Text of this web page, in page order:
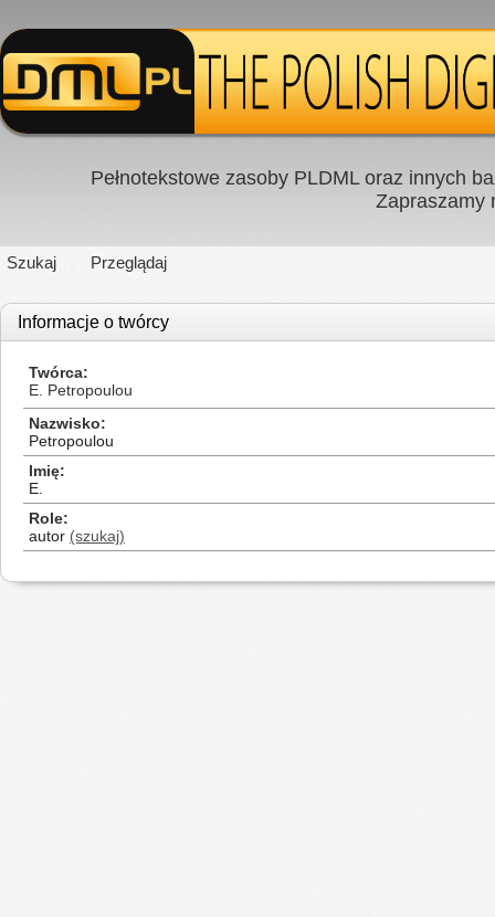
Pełnotekstowe zasoby PLDML oraz innych
Zapraszamy
Szukaj Przeglądaj
Informacje o twórcy
Twórca
E. Petropoulou
Nazwisko
Petropoulou
Imię
E.
Role
autor (szukaj)